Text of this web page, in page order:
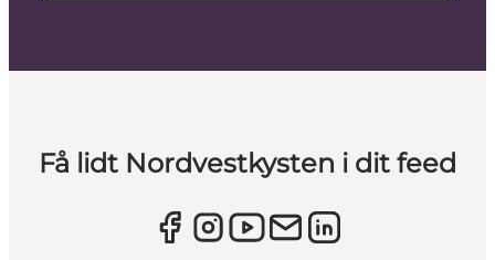
Få lidt Nordvestkysten i dit feed